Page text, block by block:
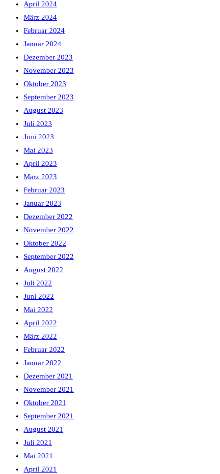
April 2024
März 2024
Februar 2024
Januar 2024
Dezember 2023
November 2023
Oktober 2023
September 2023
August 2023
Juli 2023
Juni 2023
Mai 2023
April 2023
März 2023
Februar 2023
Januar 2023
Dezember 2022
November 2022
Oktober 2022
September 2022
August 2022
Juli 2022
Juni 2022
Mai 2022
April 2022
März 2022
Februar 2022
Januar 2022
Dezember 2021
November 2021
Oktober 2021
September 2021
August 2021
Juli 2021
Mai 2021
April 2021